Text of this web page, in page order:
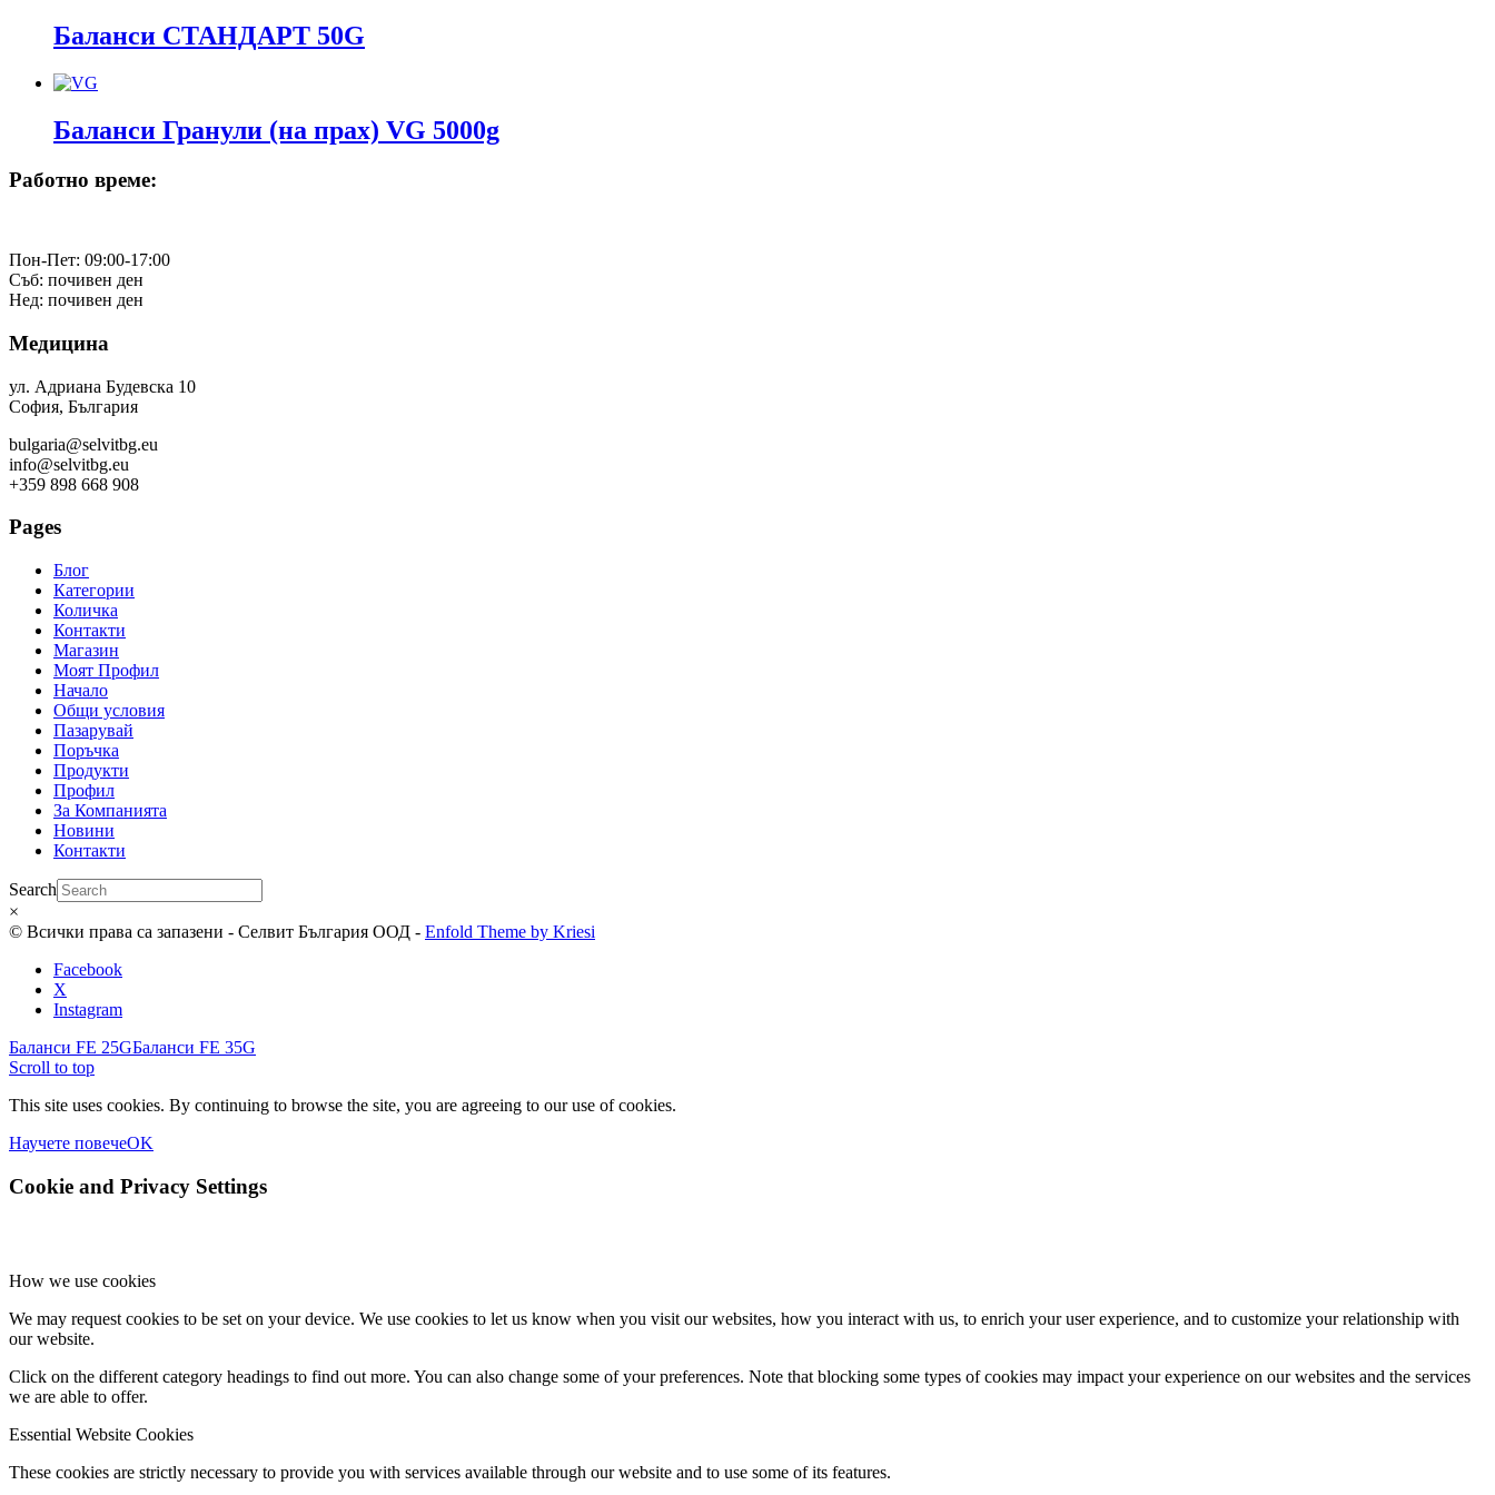
Баланси СТАНДАРТ 50G
Баланси Гранули (на прах) VG 5000g
Работно време:
Пон-Пет: 09:00-17:00
Съб: почивен ден
Нед: почивен ден
Медицина
ул. Адриана Будевска 10
София, България
bulgaria@selvitbg.eu
info@selvitbg.eu
+359 898 668 908
Pages
Блог
Категории
Количка
Контакти
Магазин
Моят Профил
Начало
Общи условия
Пазарувай
Поръчка
Продукти
Профил
За Компанията
Новини
Контакти
Search
×
© Всички права са запазени - Селвит България ООД - Enfold Theme by Kriesi
Facebook
X
Instagram
Баланси FE 25GБаланси FE 35G
Scroll to top
This site uses cookies. By continuing to browse the site, you are agreeing to our use of cookies.
Научете повечеOK
Cookie and Privacy Settings
How we use cookies
We may request cookies to be set on your device. We use cookies to let us know when you visit our websites, how you interact with us, to enrich your user experience, and to customize your relationship with
our website.
Click on the different category headings to find out more. You can also change some of your preferences. Note that blocking some types of cookies may impact your experience on our websites and the services
we are able to offer.
Essential Website Cookies
These cookies are strictly necessary to provide you with services available through our website and to use some of its features.